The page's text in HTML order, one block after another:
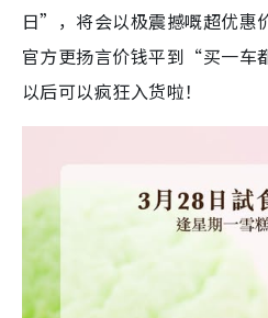
日”，将会以极震撼嘅超优惠
官方更扬言价钱平到“买一车
以后可以疯狂入货啦！